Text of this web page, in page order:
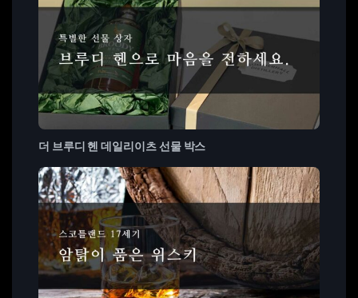
더 브루디 헨 데일리이츠 선물 박스